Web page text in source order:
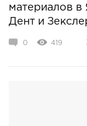
материалов в
Дент и
0 419